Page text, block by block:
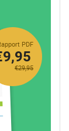
PDF
€29,95